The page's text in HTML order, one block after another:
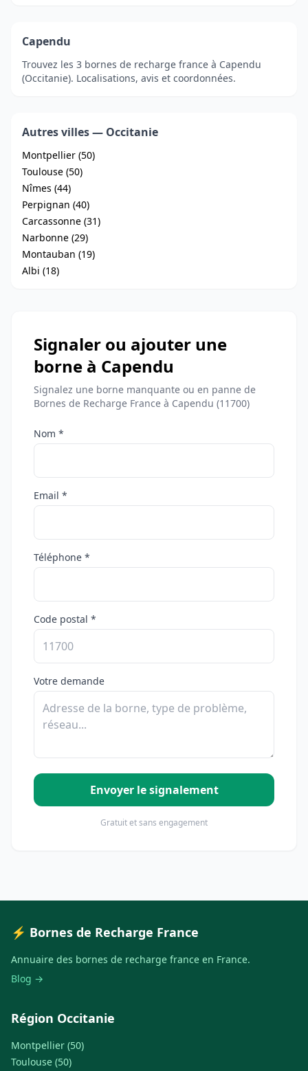
Capendu
Trouvez les 3 bornes de recharge france à Capendu
(Occitanie). Localisations, avis et coordonnées.
Autres villes — Occitanie
Montpellier (50)
Toulouse (50)
Nîmes (44)
Perpignan (40)
Carcassonne (31)
Narbonne (29)
Montauban (19)
Albi (18)
Signaler ou ajouter une
borne à Capendu
Signalez une borne manquante ou en panne de
Bornes de Recharge France à Capendu (11700)
Nom *
Email *
Téléphone *
Code postal *
Votre demande
Envoyer le signalement
Gratuit et sans engagement
⚡ Bornes de Recharge France
Annuaire des bornes de recharge france en France.
Blog →
Région Occitanie
Montpellier (50)
Toulouse (50)